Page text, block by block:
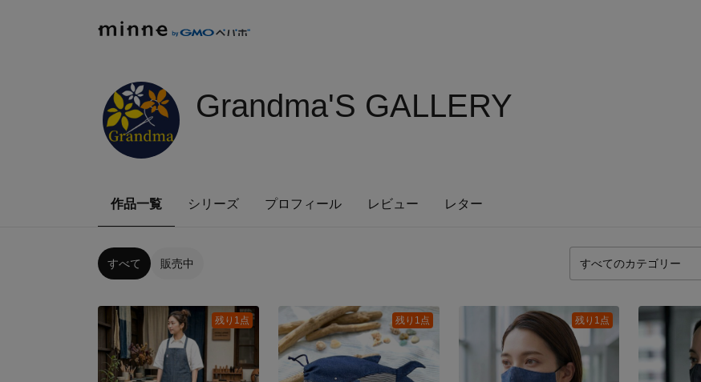
Grandma'S GALLERY
作品一覧 シリーズ プロフィール レビュー レター
すべて 販売中
残り1点 残り1点 残り1点